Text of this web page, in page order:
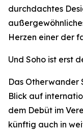
durchdachtes
Herzen einer der
Und Soho ist erst
Das Otherwander
Blick auf
dem Debüt im
künftig auch in